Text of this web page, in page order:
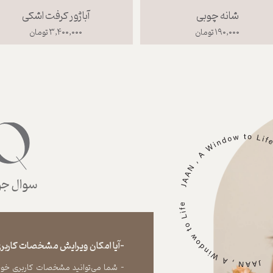
آباژور کرفت اشکی
۳,۴۰۰,۰۰۰ تومان
شانه چوبی
۱۹۰,۰۰۰ تومان
سوال
-آیا امکان ویرایش مشخصات
- شما می‏‌توانید مشخصات کاربری خود